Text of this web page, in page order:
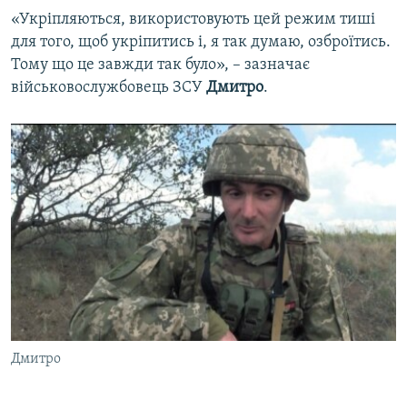
«Укріпляються, використовують цей режим тиші
для того, щоб укріпитись і, я так думаю, озброїтись.
Тому що це завжди так було», – зазначає
військовослужбовець ЗСУ Дмитро.
Дмитро